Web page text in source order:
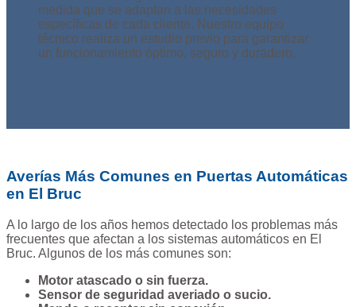
medida que se adaptan a las necesidades
específicas de cada cliente. Nuestro equipo
técnico realiza un estudio previo para garantizar
un funcionamiento óptimo, seguro y duradero.
Averías Más Comunes en Puertas Automáticas
en El Bruc
A lo largo de los años hemos detectado los problemas más
frecuentes que afectan a los sistemas automáticos en El
Bruc. Algunos de los más comunes son:
Motor atascado o sin fuerza.
Sensor de seguridad averiado o sucio.